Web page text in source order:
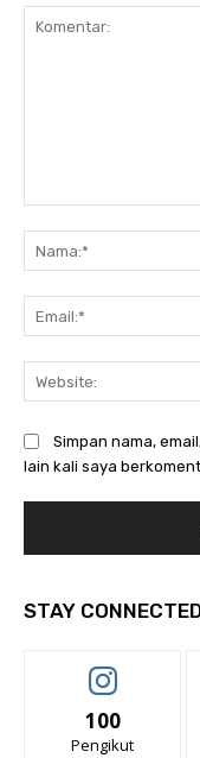
Simpan nama,
lain kali saya
STAY
100
Pengikut